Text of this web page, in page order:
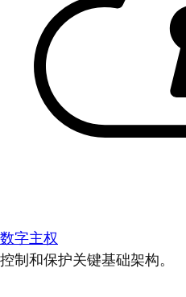
数字主权
控制和保护关键基础架构。